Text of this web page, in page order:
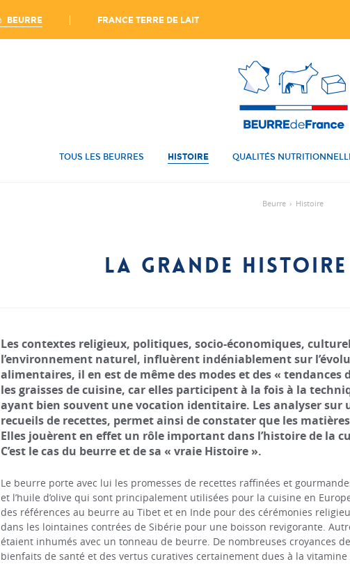
BEURRE FRANCE TERRE DE LAIT
TOUS LES BEURRES HISTOIRE QUALITÉS
Beurre › Histoire
LA GRANDE
Les contextes religieux, politiques, socio-économiques,
l’environnement naturel, influèrent indéniablement sur
alimentaires, il en est de même des modes et des « tendances
les graisses de cuisine, car elles participent à la fois à la
ayant bien souvent une vocation identitaire. Les analyser sur
recueils de recettes, permet ainsi de constater que les
Elles jouèrent en effet un rôle important dans l’histoire de la
C’est le cas du beurre et de sa « vraie Histoire ».
Le beurre porte avec lui les promesses de recettes raffinées et
et l’huile d’olive qui sont principalement utilisées pour la cuisine en
des références au beurre au Tibet et en Inde pour des cérémonies
dans les lointaines contrées de Sibérie pour une boisson revigorante.
étaient inhumés avec un tonneau de beurre. De nombreuses croyances
bienfaits de santé et des vertus curatives certainement dues à la vitamine